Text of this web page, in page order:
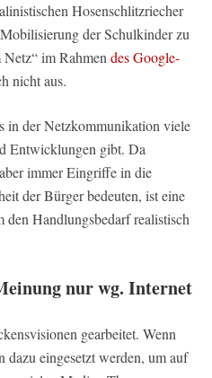
Hosenschlitzriecher
der Schulkinder zu
im Rahmendes Google-
nicht aus.
in der Netzkommunikation viele
Entwicklungen gibt. Da
immer Eingriffe in die
der Bürger bedeuten, ist eine
Handlungsbedarf realistisch
nur wg. Internet
gearbeitet. Wenn
eingesetzt werden, um auf